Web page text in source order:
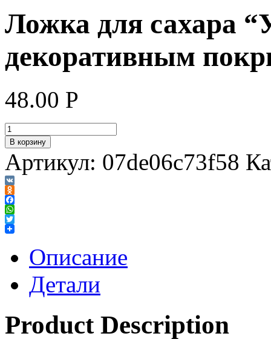
Ложка для сахара
декоративным
48.00 Р
В корзину
Артикул: 07de06c73f58
VK
Odnoklassniki
Facebook
WhatsApp
Twitter
Описание
Детали
Product Description